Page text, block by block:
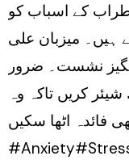
کے اسباب کو
میزبان علی
نشست۔ ضرور
کریں تاکہ وہ
فائدہ اٹھا سکیں